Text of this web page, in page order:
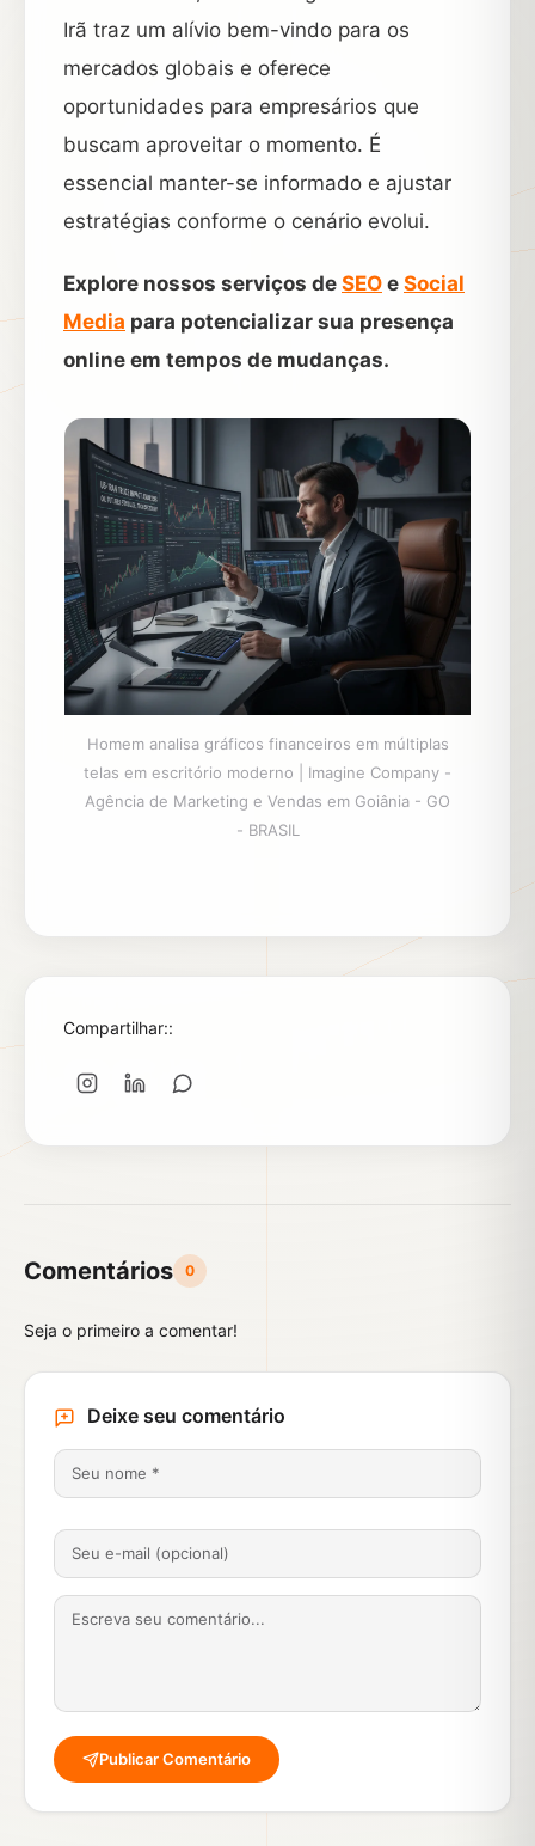
Irã traz um alívio bem-vindo para os
mercados globais e oferece
oportunidades para empresários que
buscam aproveitar o momento. É
essencial manter-se informado e ajustar
estratégias conforme o cenário evolui.
Explore nossos serviços de SEO e Social
Media para potencializar sua presença
online em tempos de mudanças.
Homem analisa gráficos financeiros em múltiplas
telas em escritório moderno | Imagine Company -
Agência de Marketing e Vendas em Goiânia - GO
- BRASIL
Compartilhar::
Comentários 0
Seja o primeiro a comentar!
Deixe seu comentário
Publicar Comentário